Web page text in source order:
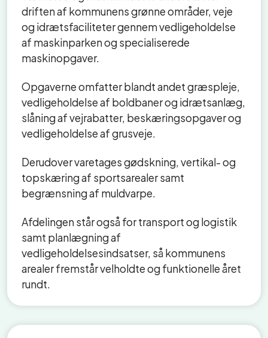
driften af kommunens grønne områder, veje
og idrætsfaciliteter gennem vedligeholdelse
af maskinparken og specialiserede
maskinopgaver.
Opgaverne omfatter blandt andet græspleje,
vedligeholdelse af boldbaner og idrætsanlæg,
slåning af vejrabatter, beskæringsopgaver og
vedligeholdelse af grusveje.
Derudover varetages gødskning, vertikal- og
topskæring af sportsarealer samt
begrænsning af muldvarpe.
Afdelingen står også for transport og logistik
samt planlægning af
vedligeholdelsesindsatser, så kommunens
arealer fremstår velholdte og funktionelle året
rundt.